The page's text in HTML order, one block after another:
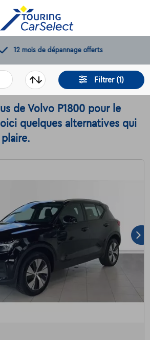
mois de dépannage offerts
Filtrer (1)
de Volvo P1800 pour le
quelques alternatives qui